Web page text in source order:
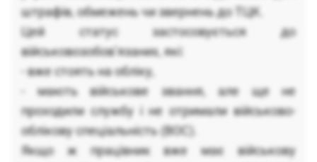
штрафів, обмежень чи звернень до ТЦК.
Цей статус застосовується до
військовозобов’язаних, які:
- вже стоять на обліку,
- мають військове звання, але ще не
проходили службу і не отримали військово-
облікову спеціальність (ВОС).
Якщо ж працівник вже має військову